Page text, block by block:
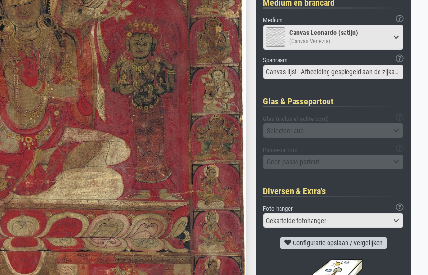
Medium en brancard
Medium
Canvas Leonardo (satijn)
(Canvas Venezia)
Spanraam
Canvas lijst - Afbeelding gespiegeld aan de zijkant
Glas & Passepartout
Glas (inclusief achterbord)
Selecteer aub
Passe-partout
Geen passe-partout
Diversen & Extra's
Foto hanger
Gekartelde fotohanger
Configuratie opslaan / vergelijken